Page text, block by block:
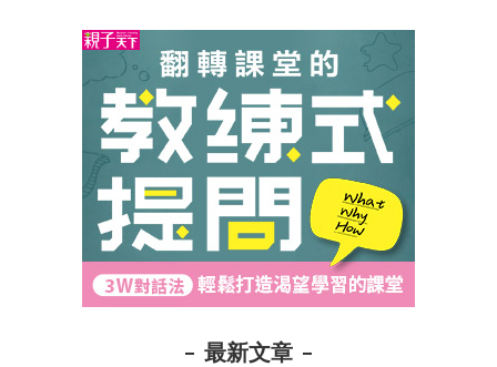
最新文章